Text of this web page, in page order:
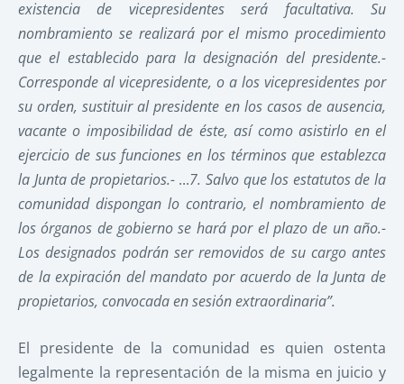
existencia de vicepresidentes será facultativa. Su
nombramiento se realizará por el mismo procedimiento
que el establecido para la designación del presidente.-
Corresponde al vicepresidente, o a los vicepresidentes por
su orden, sustituir al presidente en los casos de ausencia,
vacante o imposibilidad de éste, así como asistirlo en el
ejercicio de sus funciones en los términos que establezca
la Junta de propietarios.-...7. Salvo que los estatutos de la
comunidad dispongan lo contrario, el nombramiento de
los órganos de gobierno se hará por el plazo de un año.-
Los designados podrán ser removidos de su cargo antes
de la expiración del mandato por acuerdo de la Junta de
propietarios, convocada en sesión extraordinaria”.
El presidente de la comunidad es quien ostenta
legalmente la representación de la misma en juicio y